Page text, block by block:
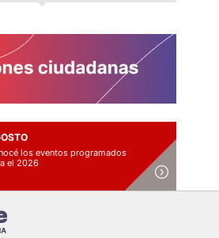
los eventos programados
el 2026